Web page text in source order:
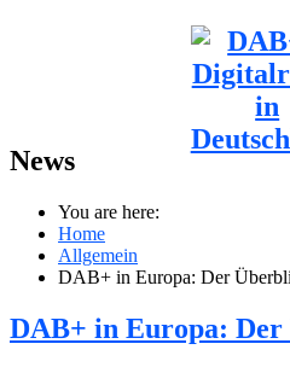
News
You are here:
Home
Allgemein
DAB+ in Europa: Der
DAB+ in Europa: